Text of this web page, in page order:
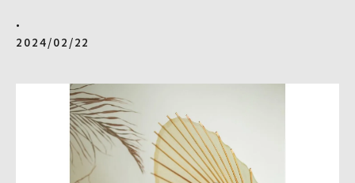
.
2024/02/22